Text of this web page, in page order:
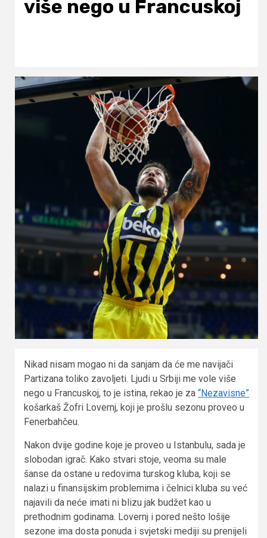
više nego u Francuskoj
Nikad nisam mogao ni da sanjam da će me navijači
Partizana toliko zavoljeti. Ljudi u Srbiji me vole više
nego u Francuskoj, to je istina, rekao je za “Nezavisne”
košarkaš Žofri Lovernj, koji je prošlu sezonu proveo u
Fenerbahčeu.
Nakon dvije godine koje je proveo u Istanbulu, sada je
slobodan igrač. Kako stvari stoje, veoma su male
šanse da ostane u redovima turskog kluba, koji se
nalazi u finansijskim problemima i čelnici kluba su već
najavili da neće imati ni blizu jak budžet kao u
prethodnim godinama. Lovernj i pored nešto lošije
sezone ima dosta ponuda i svjetski mediji su prenijeli